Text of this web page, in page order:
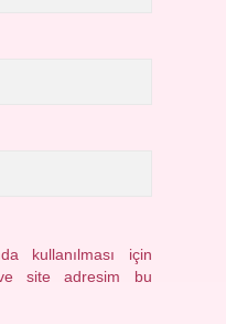
kullanılması için
site adresim bu